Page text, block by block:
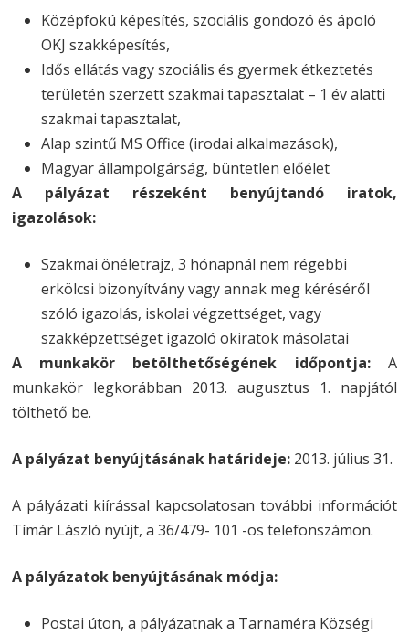
Középfokú képesítés, szociális gondozó és ápoló
OKJ szakképesítés,
Idős ellátás vagy szociális és gyermek étkeztetés
területén szerzett szakmai tapasztalat – 1 év alatti
szakmai tapasztalat,
Alap szintű MS Office (irodai alkalmazások),
Magyar állampolgárság, büntetlen előélet
A pályázat részeként benyújtandó iratok,
igazolások:
Szakmai önéletrajz, 3 hónapnál nem régebbi
erkölcsi bizonyítvány vagy annak meg kéréséről
szóló igazolás, iskolai végzettséget, vagy
szakképzettséget igazoló okiratok másolatai
A munkakör betölthetőségének időpontja:A
munkakör legkorábban 2013. augusztus 1. napjától
tölthető be.
A pályázat benyújtásának határideje: 2013. július 31.
A pályázati kiírással kapcsolatosan további információt
Tímár László nyújt, a 36/479- 101 -os telefonszámon.
A pályázatok benyújtásának módja:
Postai úton, a pályázatnak a Tarnaméra Községi